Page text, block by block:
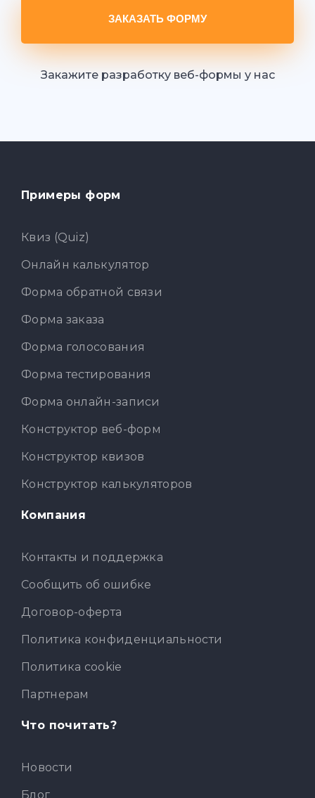
ЗАКАЗАТЬ ФОРМУ
Закажите разработку веб-формы у нас
Примеры форм
Квиз (Quiz)
Онлайн калькулятор
Форма обратной связи
Форма заказа
Форма голосования
Форма тестирования
Форма онлайн-записи
Конструктор веб-форм
Конструктор квизов
Конструктор калькуляторов
Компания
Контакты и поддержка
Сообщить об ошибке
Договор-оферта
Политика конфиденциальности
Политика cookie
Партнерам
Что почитать?
Новости
Блог